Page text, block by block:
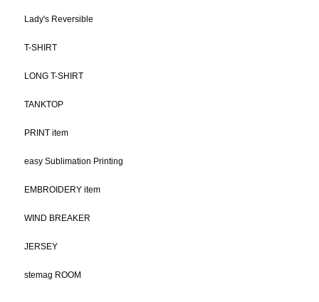
Lady's Reversible
T-SHIRT
LONG T-SHIRT
TANKTOP
PRINT item
easy Sublimation Printing
EMBROIDERY item
WIND BREAKER
JERSEY
stemag ROOM